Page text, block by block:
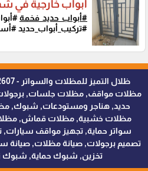
ابواب خارجية في
#أبواب_حديد_فخمة
#تركيب_أبواب_حديد
مظلات مواقف, مظلات جلسات,
حديد, هناجر ومستودعات, شبوك,
مظلات خشبية, مظلات قماش,
سواتر حماية, تجهيز مواقف
تصميم برجولات, صيانة مظلات, صيانة
تخزين, شبوك حماية, شبوك